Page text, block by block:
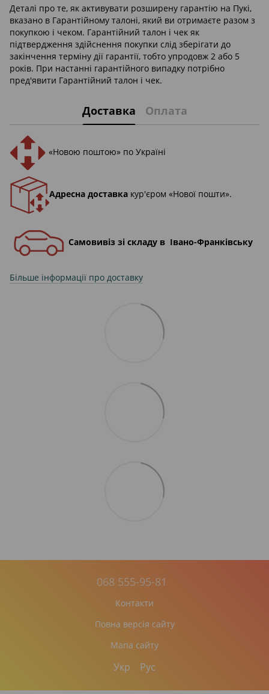
Деталі про те, як активувати розширену гарантію на Пукі,
вказано в Гарантійному талоні, який ви отримаєте разом з
покупкою і чеком. Гарантійний талон і чек як
підтвердження здійснення покупки слід зберігати до
закінчення терміну дії гарантії, тобто упродовж 2 або 5
років. При настанні гарантійного випадку потрібно
пред'явити Гарантійний талон і чек.
Доставка Оплата
«Новою поштою» по Україні
Адресна доставка кур'єром «Нової пошти».
Самовивіз зі складу в Івано-Франківську
Більше інформації про доставку
068 555-95-81
Контакти
Повна версія сайту
Мапа сайту
Укр Рус